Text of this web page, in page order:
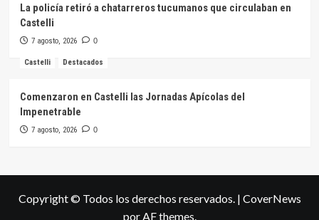
La policía retiró a chatarreros tucumanos que circulaban en
Castelli
7 agosto, 2026 0
Castelli Destacados
Comenzaron en Castelli las Jornadas Apícolas del
Impenetrable
7 agosto, 2026 0
Copyright © Todos los derechos reservados. | CoverNews
por AF themes.